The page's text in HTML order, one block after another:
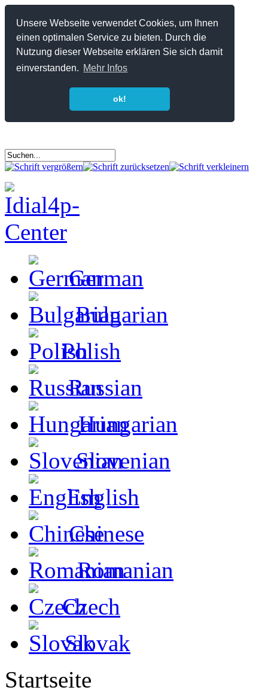
Unsere Webseite verwendet Cookies, um Ihnen
einen optimalen Service zu bieten. Durch die
Nutzung dieser Webseite erklären Sie sich damit
einverstanden. Mehr Infos
ok!
German
Bulgarian
Polish
Russian
Hungarian
Slovenian
English
Chinese
Romanian
Czech
Slovak
Startseite